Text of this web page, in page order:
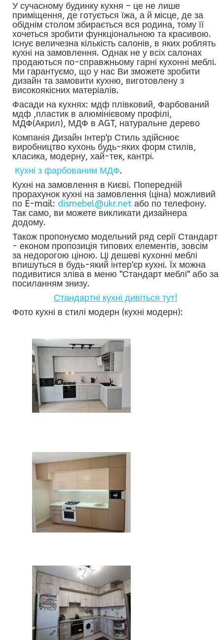
У сучасному будинку кухня – це не лише
приміщення, де готується їжа, а й місце, де за
обіднім столом збирається вся родина, тому її
хочеться зробити функціональною та красивою.
Існує величезна кількість салонів, в яких роблять
кухні на замовлення. Однак не у всіх салонах
продаються по-справжньому гарні кухонні меблі.
Ми гарантуємо, що у нас Ви зможете зробити
дизайн та замовити кухню, виготовлену з
високоякісних матеріалів.
Фасади на кухнях: мдф плівковий, Фарбований
мдф ,пластик в алюмінієвому профілі,
МДФ(Акрил), МДФ в AGT, натуральне дерево
Компанія Дизайн Інтер'р Стиль здійснює
виробництво кухонь будь-яких форм стилів,
класика, модерну, хай-тек, кантрі.
Кухні з фарбованим МДФ.
Кухні на замовлення в Києві. Попередній
прорахунок кухні на замовлення (ціна) можливий
по E-mail: dismebel@ukr.net або по телефону.
Так само, ви можете викликати дизайнера
додому.
Також пропонуємо модельний ряд серії Стандарт
- економ пропозиція типових елементів, зовсім
за недорогою ціною. Ці дешеві кухонні меблі
впишуться в будь-який інтер'єр кухні. Їх можна
подивитися зліва в меню "Стандарт меблі" або за
посиланням знизу.
Стандартні кухні дивіться тут!
Фото кухні в стилі модерн (кухні модерн):